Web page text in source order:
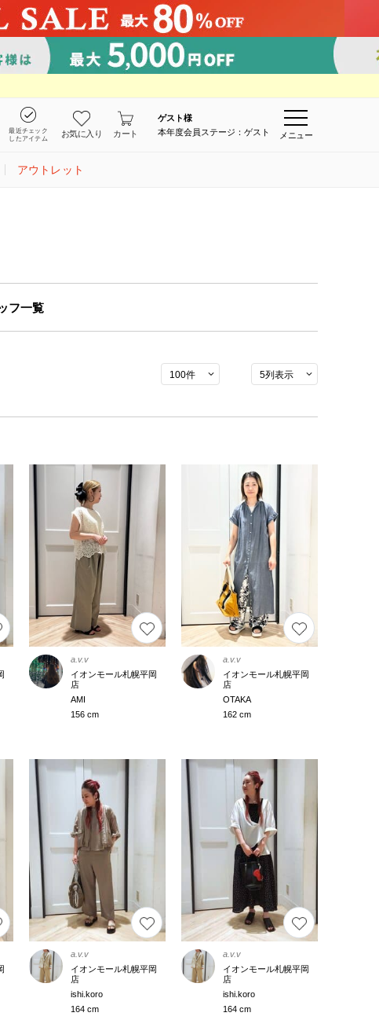
最近チェック
したアイテム
お気に入り カート
ゲスト様
本年度会員ステージ：ゲスト
メニュー
アウトレット
フ一覧
a.v.v
イオンモール札幌平岡
店
AMI
156 cm
a.v.v
イオンモール札幌平岡
店
OTAKA
162 cm
a.v.v
イオンモール札幌平岡
店
ishi.koro
164 cm
a.v.v
イオンモール札幌平岡
店
ishi.koro
164 cm